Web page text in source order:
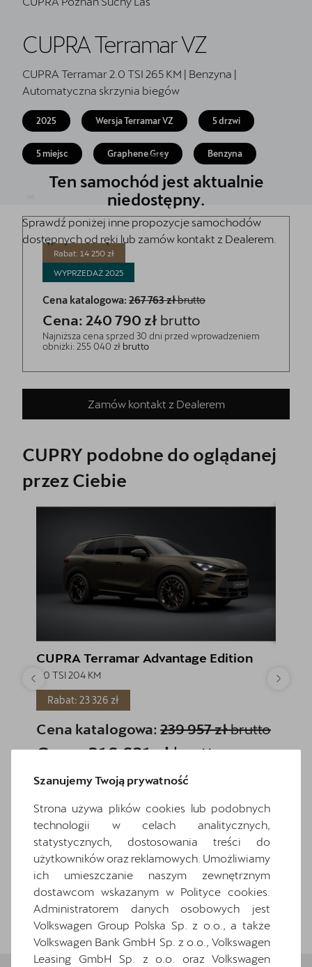
Akcesoria CUPRA
O nas | POL-CAR
Wirtualny spacer po CUPRA Studio
Kontakt
CUPRA Approved - Samochody Używane
Regulamin - Kluczykomat
CUPRA Terramar VZ
CUPRA Terramar 2.0 TSI 265 KM | Benzyna |
Automatyczna skrzynia biegów
2025 Wersja Terramar VZ 5 drzwi
5 miejsc Graphene Grey Benzyna
Ten samochód jest aktualnie
niedostępny.
Sprawdź poniżej inne propozycje samochodów
dostępnych od ręki lub zamów kontakt z Dealerem.
Rabat: 14 250 zł
WYPRZEDAŻ 2025
Cena katalogowa: 267 763 złbrutto
Cena: 240 790 zł brutto
Najniższa cena sprzed 30 dni przed wprowadzeniem
obniżki: 255 040 zł brutto
Zamów kontakt z Dealerem
CUPRY podobne do oglądanej
przez Ciebie
CUPRA Terramar Advantage Edition
2.0 TSI 204 KM
Rabat: 23 326 zł
Cena katalogowa: 239 957 złbrutto
Cena: 216 631 złbrutto
239 957 złbrutto
Zapytaj o szczegóły
Pokaż szczegóły
2.0 TSI
Wróć do listy
Szanujemy Twoją prywatność
Strona używa plików cookies lub podobnych
technologii w celach analitycznych,
statystycznych, dostosowania treści do
użytkowników oraz reklamowych. Umożliwiamy
ich umieszczanie naszym zewnętrznym
dostawcom wskazanym w Polityce cookies.
Administratorem danych osobowych jest
Volkswagen Group Polska Sp. z o.o., a także
Volkswagen Bank GmbH Sp. z o.o., Volkswagen
Leasing GmbH Sp. z o.o. oraz Volkswagen